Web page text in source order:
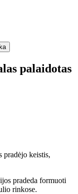
palaidotas
keistis,
pradeda formuoti
rinkose.